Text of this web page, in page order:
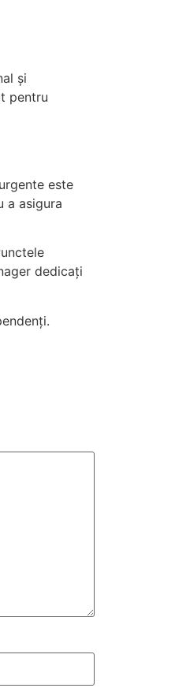
și
pentru
este
a asigura
dedicați